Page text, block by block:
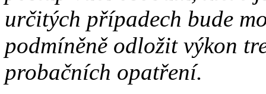
určitých případech bude
podmíněně odložit výkon
probačních opatření.